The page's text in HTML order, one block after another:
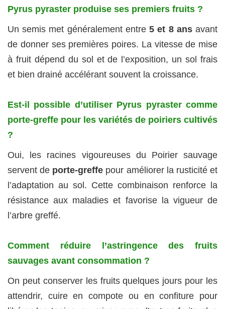
Pyrus pyraster produise ses premiers fruits ?
Un semis met généralement entre5 et 8 ansavant
de donner ses premières poires. La vitesse de mise
à fruit dépend du sol et de l’exposition, un sol frais
et bien drainé accélérant souvent la croissance.
Est-il possible d’utiliser Pyrus pyraster comme
porte-greffe pour les variétés de poiriers cultivés
?
Oui, les racines vigoureuses du Poirier sauvage
servent de porte-greffe pour améliorer la rusticité et
l’adaptation au sol. Cette combinaison renforce la
résistance aux maladies et favorise la vigueur de
l’arbre greffé.
Comment réduire l’astringence des fruits
sauvages avant consommation ?
On peut conserver les fruits quelques jours pour les
attendrir, cuire en compote ou en confiture pour